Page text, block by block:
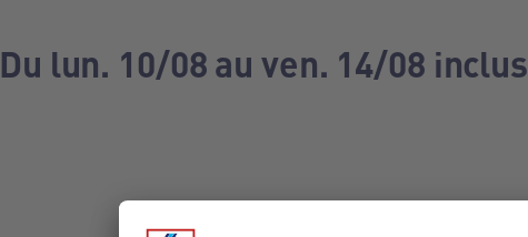
Du lun. 10/08 au ven. 14/08 inclus